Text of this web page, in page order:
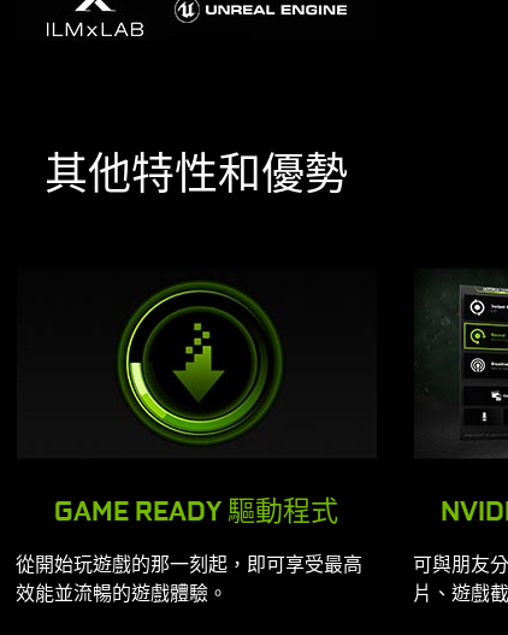
其他特性和優勢
GAME READY 驅動程式
從開始玩遊戲的那一刻起，即可享受最高
效能並流暢的遊戲體驗。
可與朋友
片、遊戲